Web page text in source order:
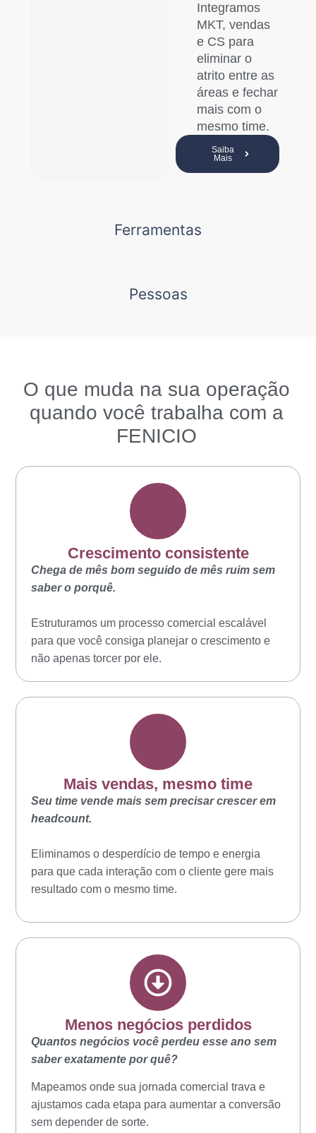
Ferramentas
Pessoas
Integramos
MKT, vendas
e CS para
eliminar o
atrito entre as
áreas e fechar
mais com o
mesmo time.
Saiba
Mais
O que muda na sua operação
quando você trabalha com a
FENICIO
Crescimento consistente
Chega de mês bom seguido de mês ruim sem
saber o porquê.
Estruturamos um processo comercial escalável
para que você consiga planejar o crescimento e
não apenas torcer por ele.
Mais vendas, mesmo time
Seu time vende mais sem precisar crescer em
headcount.
Eliminamos o desperdício de tempo e energia
para que cada interação com o cliente gere mais
resultado com o mesmo time.
Menos negócios perdidos
Quantos negócios você perdeu esse ano sem
saber exatamente por quê?
Mapeamos onde sua jornada comercial trava e
ajustamos cada etapa para aumentar a conversão
sem depender de sorte.